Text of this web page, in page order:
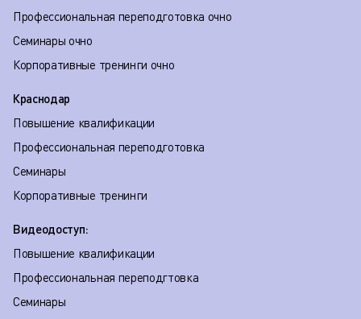
Профессиональная переподготовка очно
Семинары очно
Корпоративные тренинги очно
Краснодар
Повышение квалификации
Профессиональная переподготовка
Семинары
Корпоративные тренинги
Видеодоступ:
Повышение квалификации
Профессиональная переподгтовка
Семинары